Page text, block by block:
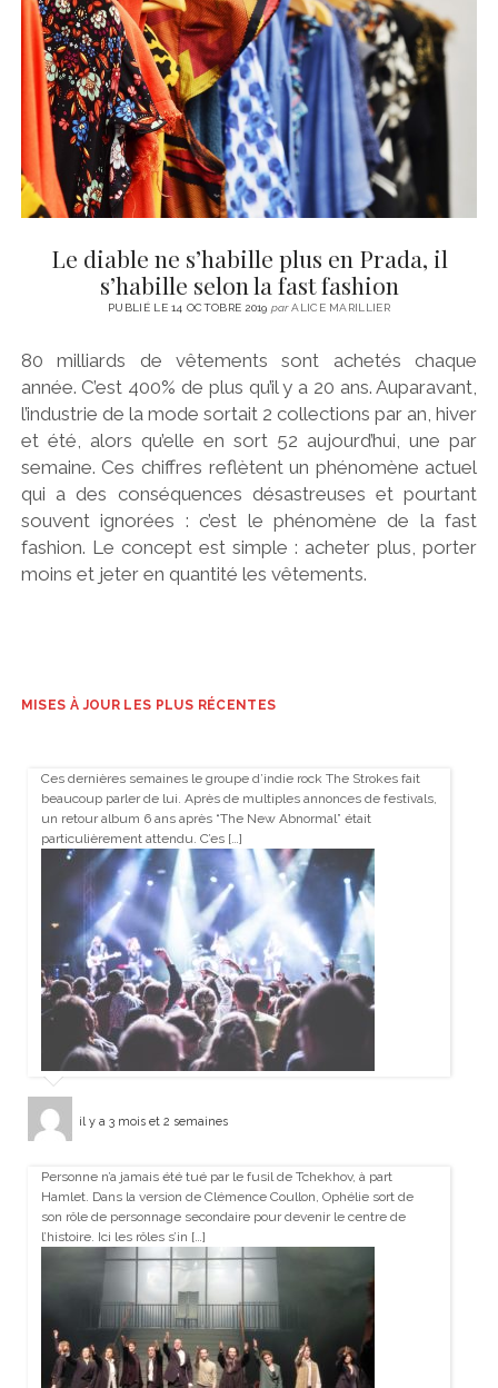
CINÉMA
LITTÉRATURE
ÉCONOMIE
SPORT
MÉDIAS
SANTÉ
instagram
emailemail-
form
Le diable ne s’habille plus en Prada, il
s’habille selon la fast fashion
PUBLIÉ LE 14 OCTOBRE 2019 parALICE MARILLIER
80 milliards de vêtements sont achetés chaque
année. C’est 400% de plus qu’il y a 20 ans. Auparavant,
l’industrie de la mode sortait 2 collections par an, hiver
et été, alors qu’elle en sort 52 aujourd’hui, une par
semaine. Ces chiffres reflètent un phénomène actuel
qui a des conséquences désastreuses et pourtant
souvent ignorées : c’est le phénomène de la fast
fashion. Le concept est simple : acheter plus, porter
moins et jeter en quantité les vêtements.
MISES À JOUR LES PLUS RÉCENTES
Ces dernières semaines le groupe d’indie rock The Strokes fait
beaucoup parler de lui. Après de multiples annonces de festivals,
un retour album 6 ans après “The New Abnormal” était
particulièrement attendu. C’es […]
il y a 3 mois et 2 semaines
Personne n’a jamais été tué par le fusil de Tchekhov, à part
Hamlet. Dans la version de Clémence Coullon, Ophélie sort de
son rôle de personnage secondaire pour devenir le centre de
l’histoire. Ici les rôles s’in […]